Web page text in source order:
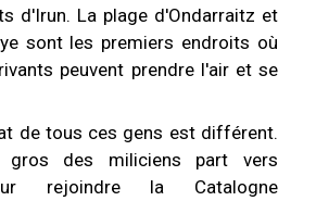
d'Irun. La plage d'Ondarraitz et
sont les premiers endroits où
peuvent prendre l'air et se
de tous ces gens est différent.
gros des miliciens part vers
rejoindre la Catalogne